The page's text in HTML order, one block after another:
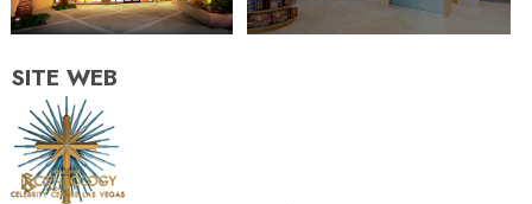
SITE WEB